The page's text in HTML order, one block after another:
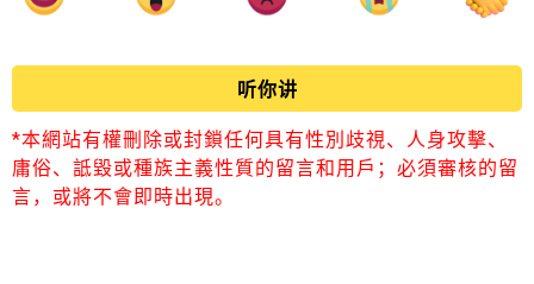
听你讲
*本網站有權刪除或封鎖任何具有性別歧視、人身攻擊、
庸俗、詆毀或種族主義性質的留言和用戶；必須審核的留
言，或將不會即時出現。